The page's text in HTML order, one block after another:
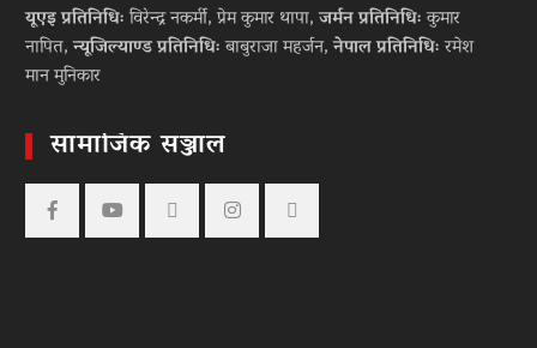
यूएइ प्रतिनिधिःविरेन्द्र नकर्मी, प्रेम कुमार थापा,जर्मन प्रतिनिधिःकुमार
नापित,न्यूजिल्याण्ड प्रतिनिधिःबाबुराजा महर्जन,नेपाल प्रतिनिधिःरमेश
मान मुनिकार
सामाजिक सञ्जाल